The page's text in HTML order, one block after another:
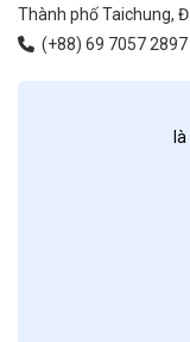
Thành phố Taichung,
(+88) 69 7057 2897